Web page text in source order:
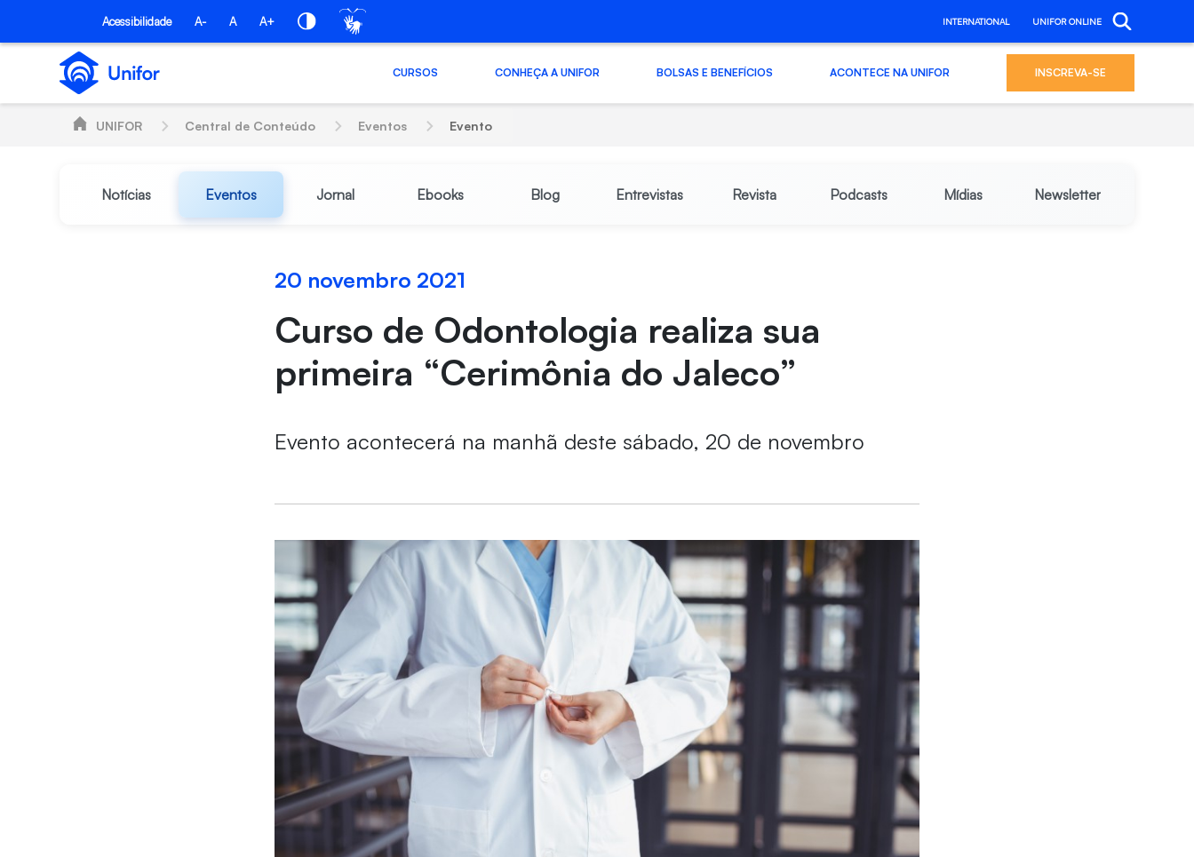
Pular para o Conteúdo principal
Acessibilidade A- A A+ INTERNATIONAL UNIFOR ONLINE
CURSOS CONHEÇA A UNIFOR BOLSAS E BENEFÍCIOS ACONTECE NA UNIFOR INSCREVA-SE
UNIFOR Central de Conteúdo Eventos Evento
Notícias Eventos Jornal Ebooks Blog Entrevistas Revista Podcasts Mídias Newsletter
20 novembro 2021
Curso de Odontologia realiza sua
primeira “Cerimônia do Jaleco”
Evento acontecerá na manhã deste sábado, 20 de novembro